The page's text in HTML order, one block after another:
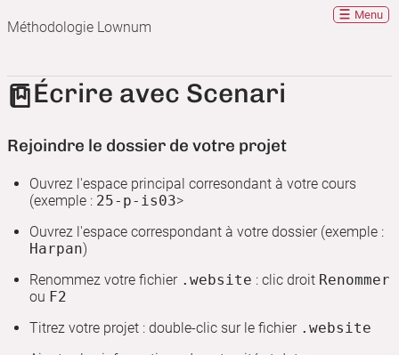
Méthodologie Lownum
Menu
Écrire avec Scenari
Rejoindre le dossier de votre projet
Ouvrez l'espace principal corresondant à votre cours
(exemple : 25-p-is03>
Ouvrez l'espace correspondant à votre dossier (exemple :
Harpan)
Renommez votre fichier .website : clic droit Renommer
ou F2
Titrez votre projet : double-clic sur le fichier .website